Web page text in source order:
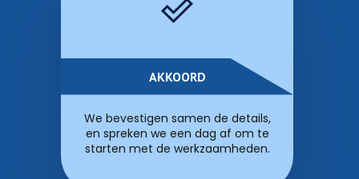
AKKOORD
We bevestigen samen de details,
en spreken we een dag af om te
starten met de werkzaamheden.